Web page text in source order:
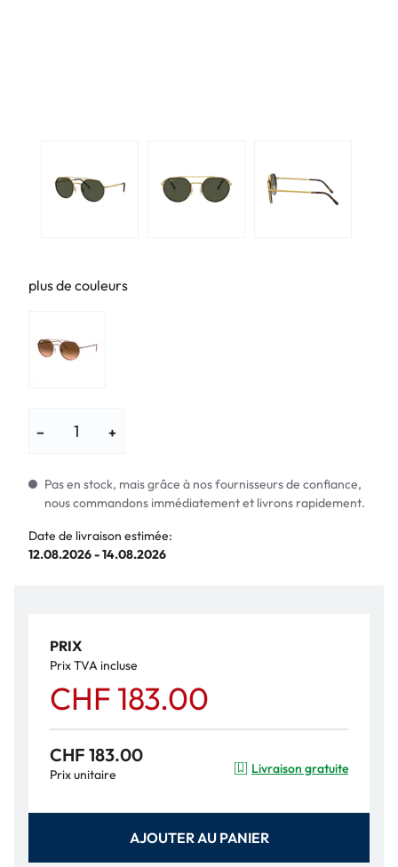
plus de couleurs
− +
Pas en stock, mais grâce à nos fournisseurs de confiance,
nous commandons immédiatement et livrons rapidement.
Date de livraison estimée:
12.08.2026 - 14.08.2026
PRIX
Prix TVA incluse
CHF 183.00
CHF 183.00
Prix unitaire Livraison gratuite
AJOUTER AU PANIER